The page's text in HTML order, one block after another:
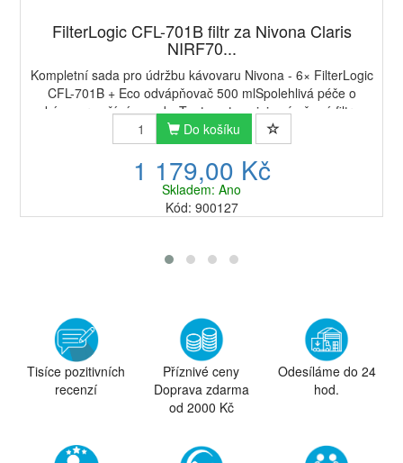
FilterLogic CFL-701B filtr za Nivona Claris
NIRF70...
Kompletní sada pro údržbu kávovaru Nivona - 6× FilterLogic
CFL-701B + Eco odvápňovač 500 mlSpolehlivá péče o
kávovar začíná u vody. Tento set spojuje výměnné filtry
FilterLogic CFL-701B (6 ks) pro esp...
Do košíku
1 179,00 Kč
Skladem: Ano
Kód: 900127
Tisíce pozitivních
recenzí
Příznivé ceny
Doprava zdarma
od 2000 Kč
Odesíláme do 24
hod.